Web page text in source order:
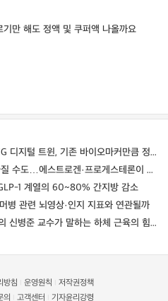
만 해도 정액 및 쿠퍼액 나올까요
피 안 뽑고도 치매 진행 예측?…EEG 디지털 트윈, 기존 바이오마커만큼 정확했다
여성 호르몬 따라 사이킴 효과 달라질 수도…에스트로겐·프로게스테론이 약효·부작용 변동에 관여할 가능성
1 계열의 60~80% 간지방 감소
병 관련 뇌영상·인지 지표와 연관될까
“근육은 관절의 보호자”… 척추 명의 신병준 교수가 말하는 하체 근육의 힘 [평생운동연구소]
방침 운영원칙
저작권정책
의 고객센터 기자윤리강령